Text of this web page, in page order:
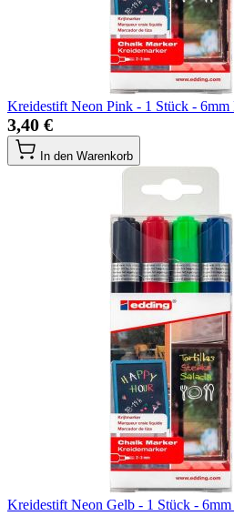
Kreidestift Neon Pink - 1 Stück - 6mm
3,40 €
In den Warenkorb
Kreidestift Neon Gelb - 1 Stück - 6mm